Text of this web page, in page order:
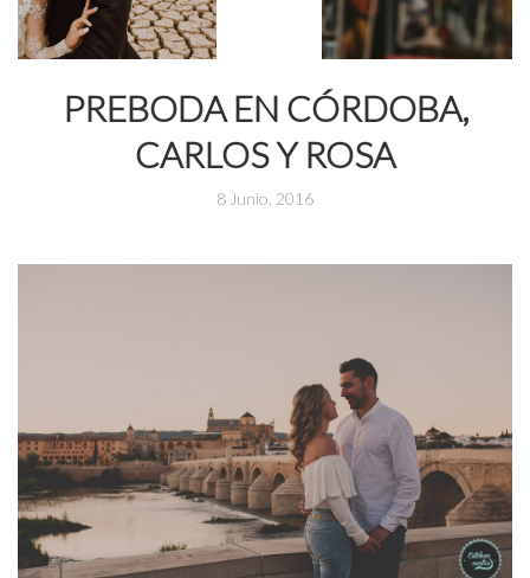
PREBODA EN CÓRDOBA,
CARLOS Y ROSA
8 Junio, 2016